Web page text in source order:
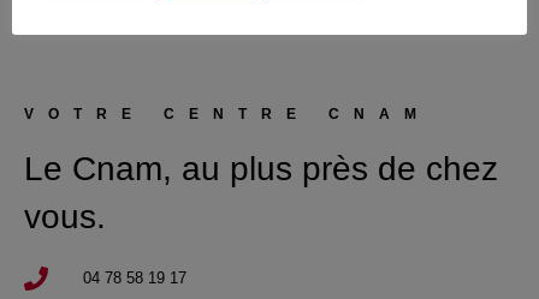
VOTRE CENTRE CNAM
Le Cnam, au plus près de chez
vous.
04 78 58 19 17​